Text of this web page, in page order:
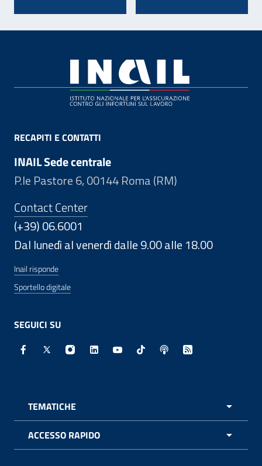
RECAPITI E CONTATTI
INAIL Sede centrale
P.le Pastore 6, 00144 Roma (RM)
Contact Center
(+39) 06.6001
Dal lunedì al venerdì dalle 9.00 alle 18.00
Inail risponde
Sportello digitale
SEGUICI SU
Facebook - Sito esterno - Apertura in nuova finestra
X - Sito esterno - Apertura in nuova finestra
Instagram - Sito esterno - Apertura in
Linkedin - Sito esterno - Apertura in
Youtube - Sito esterno -
TikTok - Sito esterno -
Spreaker - Sito
Feed RSS -
TEMATICHE
ACCESSO RAPIDO